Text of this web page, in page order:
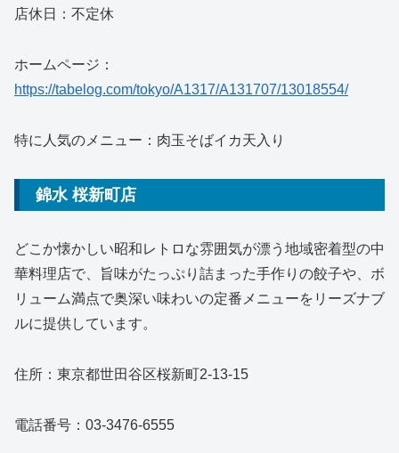
店休日：不定休
ホームページ：
https://tabelog.com/tokyo/A1317/A131707/13018554/
特に人気のメニュー：肉玉そばイカ天入り
錦水 桜新町店
どこか懐かしい昭和レトロな雰囲気が漂う地域密着型の中
華料理店で、旨味がたっぷり詰まった手作りの餃子や、ボ
リューム満点で奥深い味わいの定番メニューをリーズナブ
ルに提供しています。
住所：東京都世田谷区桜新町2-13-15
電話番号：03-3476-6555